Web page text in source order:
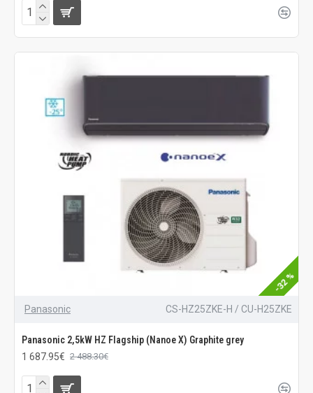
-32 %
Panasonic CS-HZ25ZKE-H / CU-H25ZKE
Panasonic 2,5kW HZ Flagship (Nanoe X) Graphite grey
1 687.95€ 2 488.30€